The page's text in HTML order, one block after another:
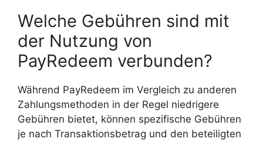
Welche Gebühren sind mit
der Nutzung von
PayRedeem verbunden?
Während PayRedeem im Vergleich zu anderen
Zahlungsmethoden in der Regel niedrigere
Gebühren bietet, können spezifische Gebühren
je nach Transaktionsbetrag und den beteiligten